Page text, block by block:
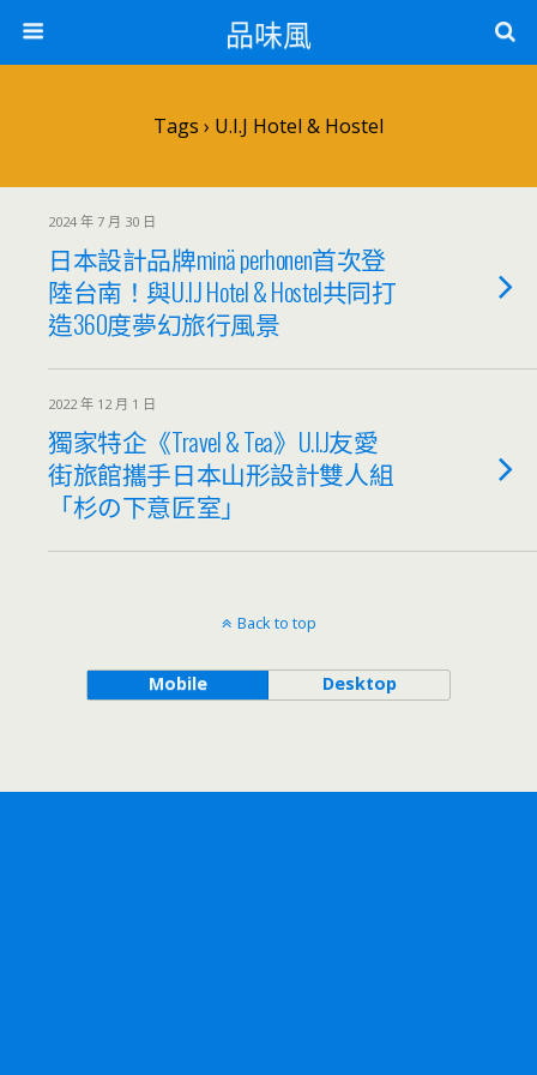
品味風
Tags › U.I.J Hotel & Hostel
2024 年 7 月 30 日
日本設計品牌minä perhonen首次登
陸台南！與U.I.J Hotel & Hostel共同打
造360度夢幻旅行風景
2022 年 12 月 1 日
獨家特企《Travel & Tea》U.I.J友愛
街旅館攜手日本山形設計雙人組
「杉の下意匠室」
Back to top
Mobile Desktop